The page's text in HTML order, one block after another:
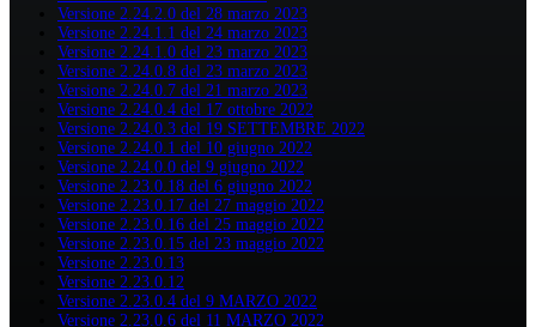
Versione 2.24.2.0 del 28 marzo 2023
Versione 2.24.1.1 del 24 marzo 2023
Versione 2.24.1.0 del 23 marzo 2023
Versione 2.24.0.8 del 23 marzo 2023
Versione 2.24.0.7 del 21 marzo 2023
Versione 2.24.0.4 del 17 ottobre 2022
Versione 2.24.0.3 del 19 SETTEMBRE 2022
Versione 2.24.0.1 del 10 giugno 2022
Versione 2.24.0.0 del 9 giugno 2022
Versione 2.23.0.18 del 6 giugno 2022
Versione 2.23.0.17 del 27 maggio 2022
Versione 2.23.0.16 del 25 maggio 2022
Versione 2.23.0.15 del 23 maggio 2022
Versione 2.23.0.13
Versione 2.23.0.12
Versione 2.23.0.4 del 9 MARZO 2022
Versione 2.23.0.6 del 11 MARZO 2022